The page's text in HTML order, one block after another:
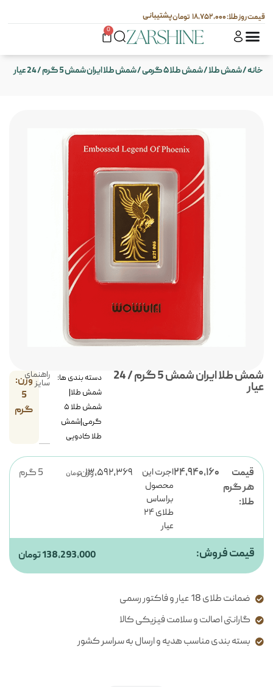
۱۸,۷۵۲,۰۰۰ پشتیبانی
0
خانه/شمش طلا/شمش طلا ۵ گرمی / شمش طلا ایران شمش 5 گرم / 24 عیار
شمش طلا ایران شمش 5 گرم / 24
عیار
وزن:
5
گرم
دسته بندی ها:
شمش طلا|
شمش طلا ۵
گرمی|شمش
طلا کادویی
راهنمای
سایز
قیمت
هر گرم
طلا:
۲۴,۹۴۰,۱۶۰اجرت این
محصول
براساس
طلای ۲۴
عیار
۱۳,۵۹۲,۳۶۹ تومانوزن: 5 گرم
قیمت فروش: 138,293,000تومان
ضمانت طلای 18 عیار و فاکتور رسمی
گارانتی اصالت و سلامت فیزیکی کالا
بسته بندی مناسب هدیه و ارسال به سراسر کشور